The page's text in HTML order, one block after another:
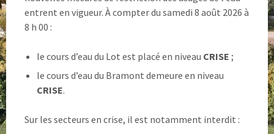
entrent en vigueur. À compter du samedi 8 août 2026 à
8 h 00 :
le cours d’eau du Lot est placé en niveau CRISE ;
le cours d’eau du Bramont demeure en niveau
CRISE.
Sur les secteurs en crise, il est notamment interdit :